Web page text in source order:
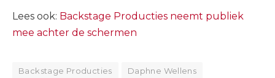
Lees ook: Backstage Producties neemt publiek
mee achter de schermen
Backstage Producties
Daphne Wellens